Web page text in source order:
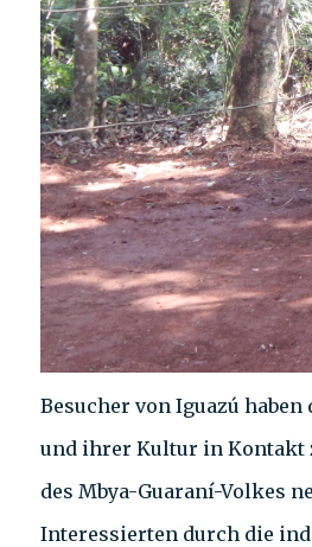
Besucher von Iguazú
und ihrer Kultur in Kontakt
des Mbya-Guaraní-Volkes
Interessierten durch die